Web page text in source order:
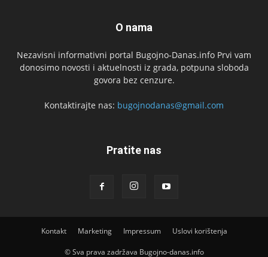
O nama
Nezavisni informativni portal Bugojno-Danas.info Prvi vam
donosimo novosti i aktuelnosti iz grada, potpuna sloboda
govora bez cenzure.
Kontaktirajte nas: bugojnodanas@gmail.com
Pratite nas
Kontakt Marketing Impressum Uslovi korištenja
© Sva prava zadržava Bugojno-danas.info